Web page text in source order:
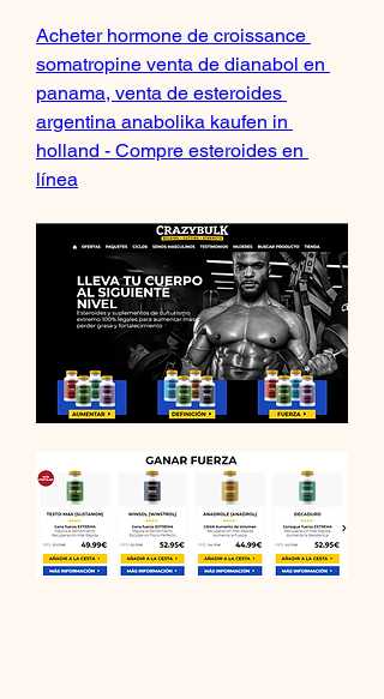
Acheter hormone de croissance
somatropine venta de dianabol en
panama, venta de esteroides
argentina anabolika kaufen in
holland - Compre esteroides en
línea